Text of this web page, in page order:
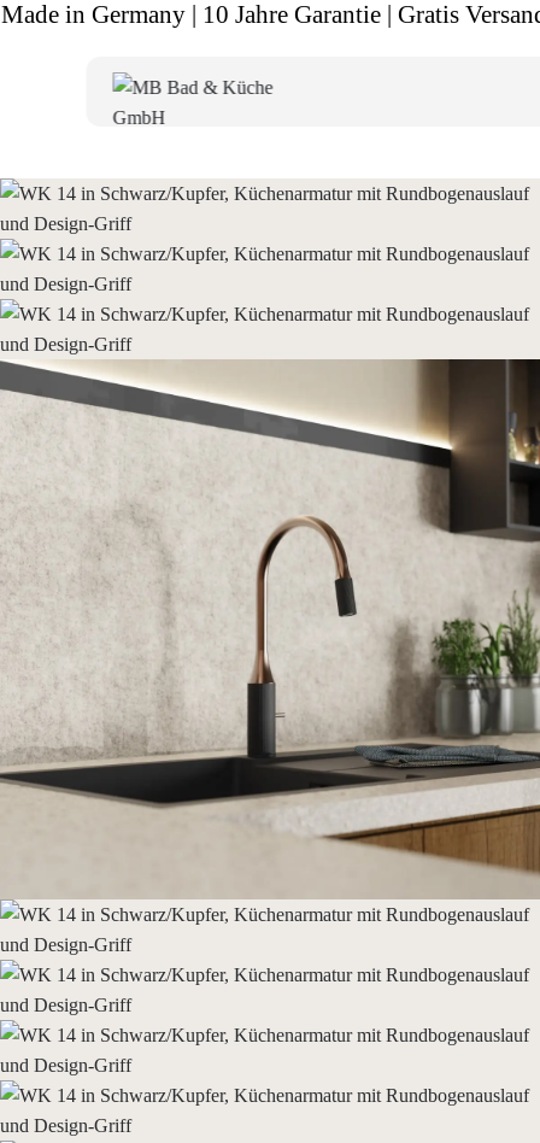
Made in Germany | 10 Jahre Garantie | Gratis